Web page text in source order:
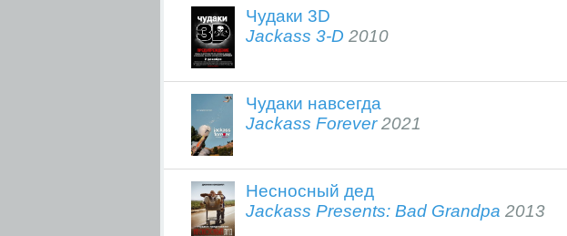
Чудаки 3D
Jackass 3-D 2010
Чудаки навсегда
Jackass Forever2021
Несносный дед
Jackass Presents: Bad Grandpa 2013